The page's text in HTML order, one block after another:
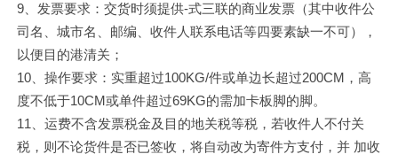
9、发票要求：交货时须提供-式三联的商业发票（其中收件公
司名、城市名、邮编、收件人联系电话等四要素缺一不可），
以便目的港清关；
10、操作要求：实重超过100KG/件或单边长超过200CM，高
度不低于10CM或单件超过69KG的需加卡板脚的脚。
11、运费不含发票税金及目的地关税等税，若收件人不付关
税，则不论货件是否已签收，将自动改为寄件方支付，并 加收